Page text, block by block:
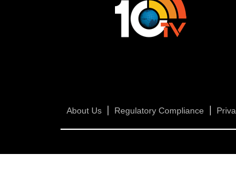
About Us Regulatory Compliance